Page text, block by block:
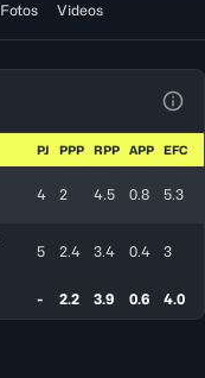
Fotos Videos
PJ PPP RPP APP EFC
4 2 4.5 0.8 5.3
5 2.4 3.4 0.4 3
- 2.2 3.9 0.6 4.0